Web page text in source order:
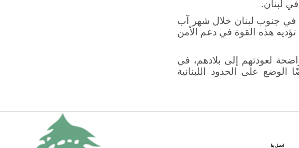
لبنان.
في جنوب لبنان خلال شهر آب
تؤديه هذه القوة في دعم الأمن
لعودتهم إلى بلادهم، في
على الحدود اللبنانية
اتصل بنا